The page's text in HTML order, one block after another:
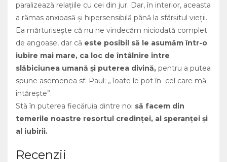
paralizează relaţiile cu cei din jur. Dar, în interior, aceasta
a rămas anxioasă şi hipersensibilă până la sfârşitul vieţii.
Ea mărturiseşte că nu ne vindecăm niciodată complet
de angoase, dar că este posibil să le asumăm într-o
iubire mai mare, ca loc de întâlnire între
slăbiciunea umană şi puterea divină, pentru a putea
spune asemenea sf. Paul: „Toate le pot în cel care mă
întăreşte”.
Stă în puterea fiecăruia dintre noi să facem din
temerile noastre resortul credinţei, al speranţei şi
al iubirii.
Recenzii